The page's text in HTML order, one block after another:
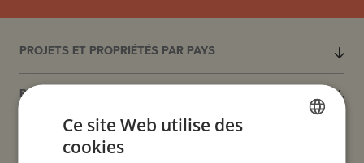
PROJETS ET PROPRIÉTÉS PAR PAYS
PROJETS ET PROPRIÉTÉS PAR COLONIE
Ce site Web utilise des
cookies